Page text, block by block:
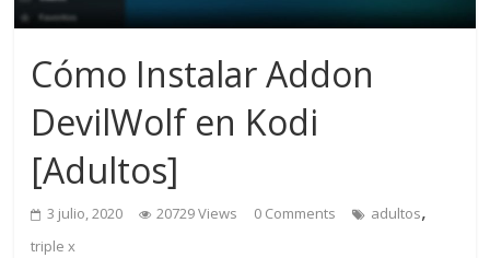
Cómo Instalar Addon
DevilWolf en Kodi
[Adultos]
3 julio, 2020 20729 Views 0 Comments adultos,
triple x